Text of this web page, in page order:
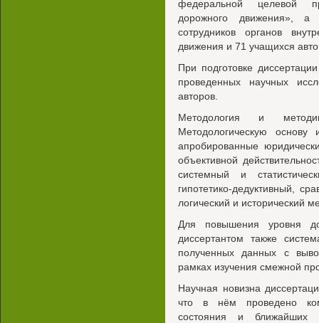
федеральной целевой
дорожного движения», а
сотрудников органов
движения и 71 учащихся
При подготовке
проведенных научных
авторов.
Методология и
Методологическую основу
апробированные
объективной
системный и
гипотетико-дедуктивный,
логический и исторический
Для повышения уровня
диссертантом также
полученных данных с
рамках изучения смежной
Научная новизна
что в нём проведено
состояния и ближайших